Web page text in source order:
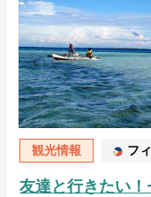
観光情報 フ
友達と行きたい